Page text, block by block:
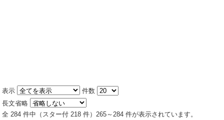
表示
件数
長文省略
全 284 件中（スター付 218 件）265～284 件が表示されています。